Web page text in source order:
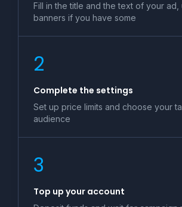
Fill in the title and the text of your ad,
banners if you have some
2
Complete the settings
Set up price limits and choose your
audience
3
Top up your account